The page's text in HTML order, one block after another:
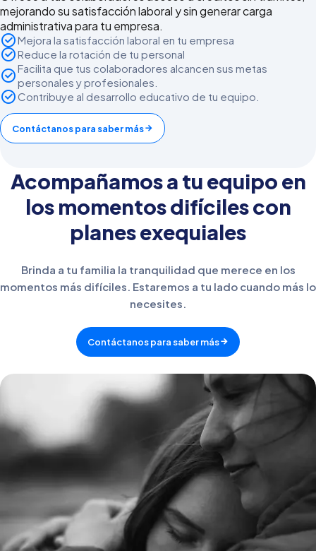
mejorando su satisfacción laboral y sin generar carga
administrativa para tu empresa.
Mejora la satisfacción laboral en tu empresa
Reduce la rotación de tu personal
Facilita que tus colaboradores alcancen sus metas
personales y profesionales.
Contribuye al desarrollo educativo de tu equipo.
Contáctanos para saber más
Acompañamos a tu equipo en
los momentos difíciles con
planes exequiales
Brinda a tu familia la tranquilidad que merece en los
momentos más difíciles. Estaremos a tu lado cuando más lo
necesites.
Contáctanos para saber más